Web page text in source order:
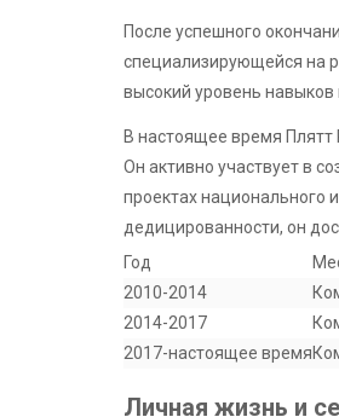
После успешного
специализирующейся на
высокий уровень
В настоящее время Плятт
Он активно участвует в
проектах национального
дедицированности, он
Год
2010-2014
2014-2017
2017-настоящее время
Личная жизнь и